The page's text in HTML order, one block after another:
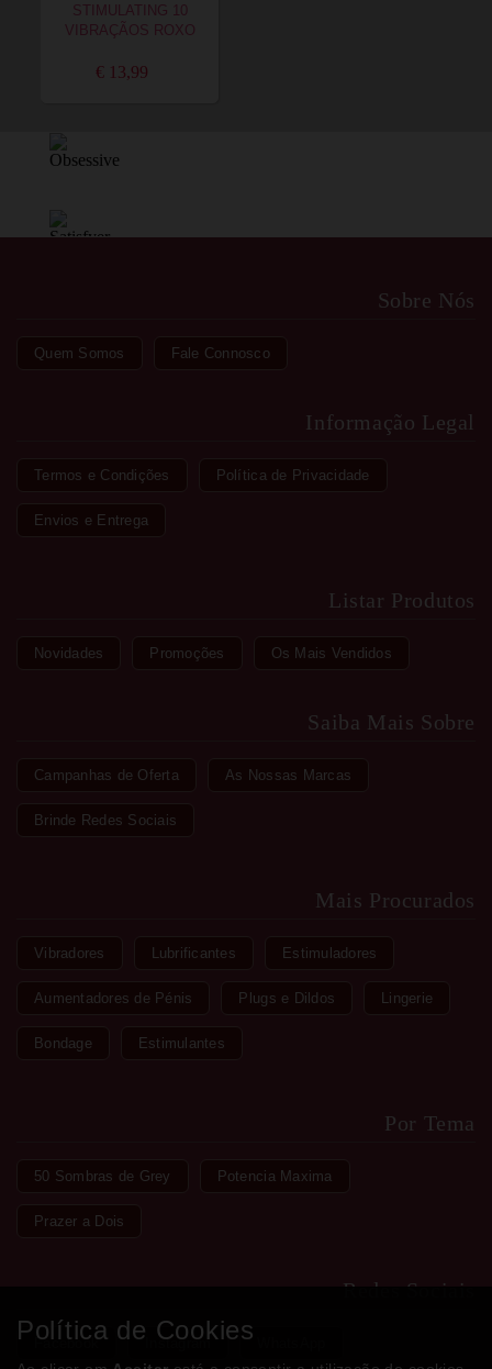
STIMULATING 10
VIBRAÇÃOS ROXO
€ 13,99
Sobre Nós
Quem Somos Fale Connosco
Informação Legal
Termos e Condições Política de Privacidade
Envios e Entrega
Listar Produtos
Novidades Promoções Os Mais Vendidos
Saiba Mais Sobre
Campanhas de Oferta As Nossas Marcas
Brinde Redes Sociais
Mais Procurados
Vibradores Lubrificantes Estimuladores
Aumentadores de Pénis Plugs e Dildos Lingerie
Bondage Estimulantes
Por Tema
50 Sombras de Grey Potencia Maxima
Prazer a Dois
Redes Sociais
Facebook Instagram
Política de Cookies